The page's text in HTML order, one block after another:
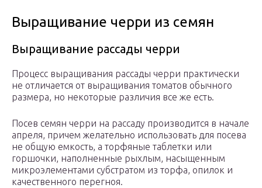
Выращивание черри из семян
Выращивание рассады черри
Процесс выращивания рассады черри практически
не отличается от выращивания томатов обычного
размера, но некоторые различия все же есть.
Посев семян черри на рассаду производится в начале
апреля, причем желательно использовать для посева
не общую емкость, а торфяные таблетки или
горшочки, наполненные рыхлым, насыщенным
микроэлементами субстратом из торфа, опилок и
качественного перегноя.